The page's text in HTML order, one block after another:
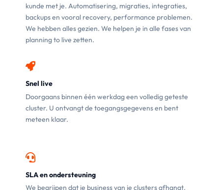
kunde met je. Automatisering, migraties, integraties,
backups en vooral recovery, performance problemen.
We hebben alles gezien. We helpen je in alle fases van
planning to live zetten.
Snel live
Doorgaans binnen één werkdag een volledig geteste
cluster. U ontvangt de toegangsgegevens en bent
meteen klaar.
SLA en ondersteuning
We begrijpen dat je business van je clusters afhangt.